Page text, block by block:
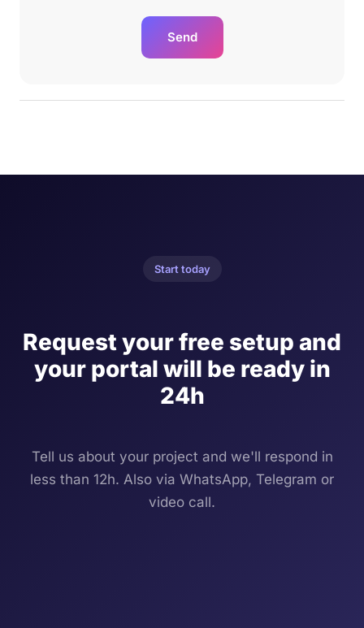
Send
Start today
Request your free setup and
your portal will be ready in
24h
Tell us about your project and we'll respond in
less than 12h. Also via WhatsApp, Telegram or
video call.